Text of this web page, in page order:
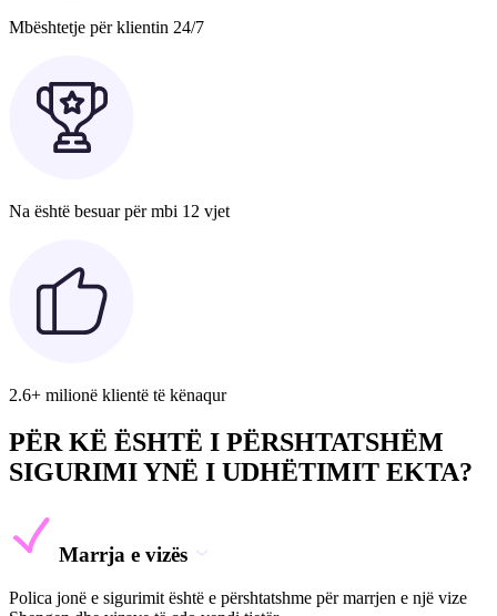
Mbështetje për klientin 24/7
Na është besuar për mbi 12 vjet
2.6+ milionë klientë të kënaqur
PËR KË ËSHTË I PËRSHTATSHËM
SIGURIMI YNË I UDHËTIMIT EKTA?
Marrja e vizës
Polica jonë e sigurimit është e përshtatshme për marrjen e një vize